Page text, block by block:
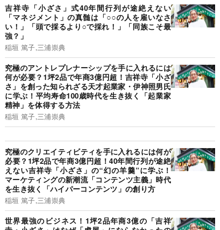
吉祥寺「小ざさ」式40年間行列が途絶えない
「マネジメント」の真髄は「○○の人を雇いなさ
い！」「頭で採るより○で採れ！」「同族こそ最
強？」
稲垣 篤子,三浦崇典
究極のアントレプレナーシップを手に入れるには
何が必要？1坪2品で年商3億円超！吉祥寺「小ざ
さ」を創った知られざる天才起業家・伊神照男氏
に学ぶ！平均寿命100歳時代を生き抜く「起業家
精神」を体得する方法
稲垣 篤子,三浦崇典
究極のクリエイティビティを手に入れるには何が
必要？1坪2品で年商3億円超！40年間行列が途絶
えない吉祥寺「小ざさ」の“幻の羊羹”に学ぶ！
マーケティングの新潮流「コンテンツ主義」時代
を生き抜く「ハイパーコンテンツ」の創り方
稲垣 篤子,三浦崇典
世界最強のビジネス！1坪2品年商3億の「吉祥